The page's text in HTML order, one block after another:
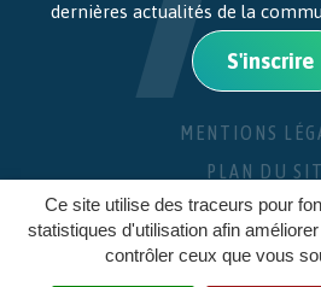
Ce site utilise des traceurs pour
statistiques d'utilisation afin
contrôler ceux que vous
dernières actualités de la
S'inscrire
MENTIONS
PLAN DU
CRÉDITS